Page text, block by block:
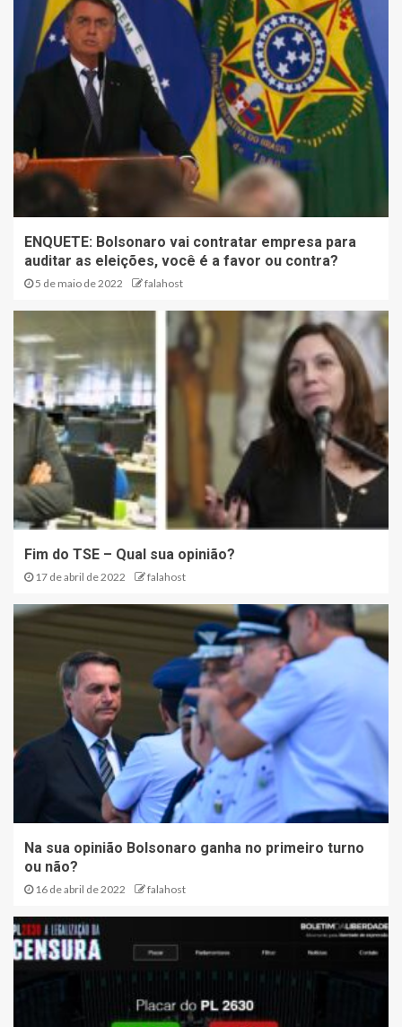
ENQUETE: Bolsonaro vai contratar empresa para
auditar as eleições, você é a favor ou contra?
5 de maio de 2022 falahost
Fim do TSE – Qual sua opinião?
17 de abril de 2022 falahost
Na sua opinião Bolsonaro ganha no primeiro turno
ou não?
16 de abril de 2022 falahost